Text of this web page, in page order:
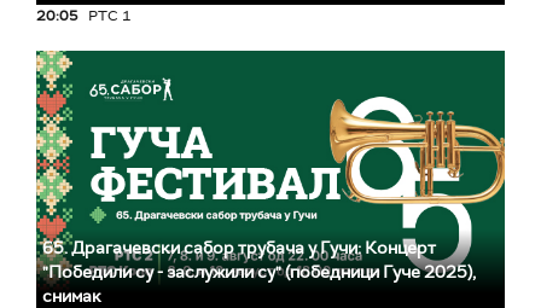
20:05 РТС 1
65. Драгачевски сабор трубача у Гучи: Концерт
"Победили су - заслужили су" (победници Гуче 2025),
снимак